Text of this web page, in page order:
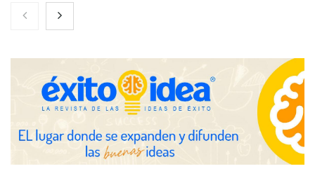
Nicols presenta seis modelos de anillos de compromiso para el
eclipse solar del 12 de agosto
Zoomex mejora su Strategy Center con herramientas
avanzadas para trading estratégico
COMPALISS de LYSOTRIC: cuando un solo producto multiplica
las posibilidades del salón profesional